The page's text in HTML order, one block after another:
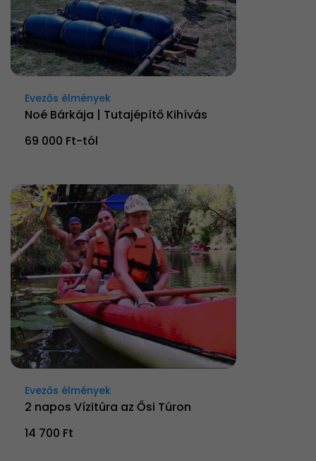
Evezős élmények
Noé Bárkája | Tutajépítő Kihívás
69 000 Ft-tól
Evezős élmények
2 napos Vízitúra az Ősi Túron
14 700 Ft